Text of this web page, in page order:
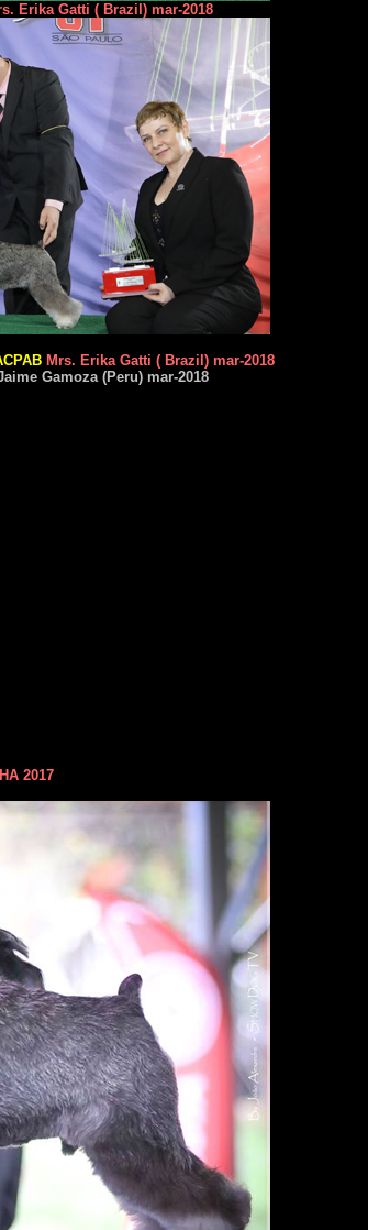
Erika Gatti ( Brazil) mar-2018
Mrs. Erika Gatti ( Brazil) mar-2018
Gamoza (Peru) mar-2018
2017